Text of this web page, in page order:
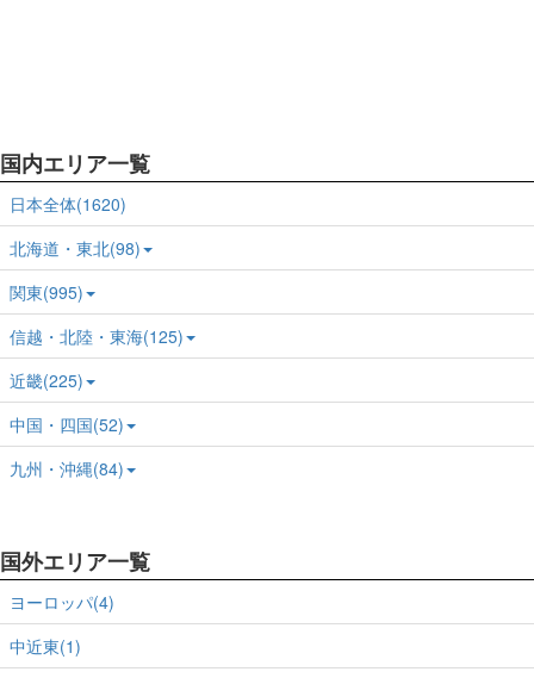
国内エリア一覧
日本全体(1620)
北海道・東北(98)
関東(995)
信越・北陸・東海(125)
近畿(225)
中国・四国(52)
九州・沖縄(84)
国外エリア一覧
ヨーロッパ(4)
中近東(1)